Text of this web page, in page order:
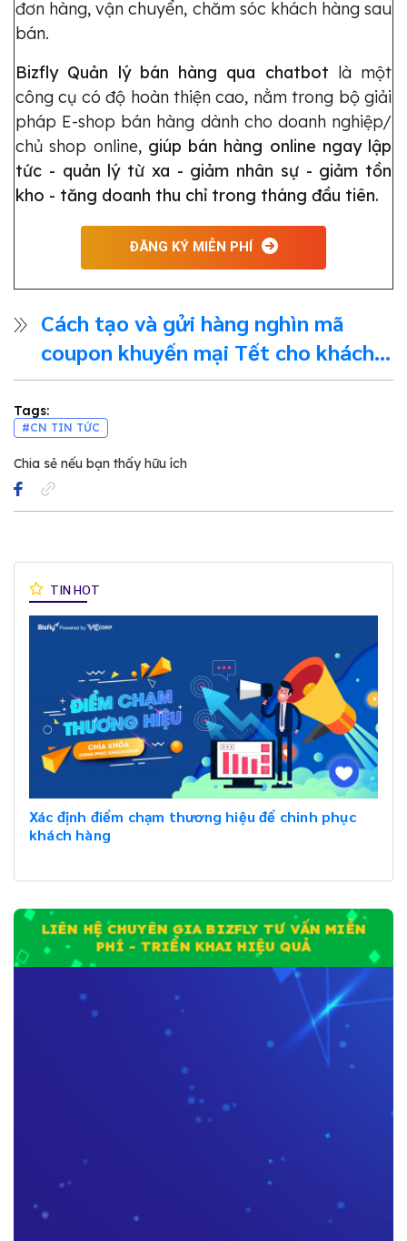
đơn hàng, vận chuyển, chăm sóc khách hàng sau
bán.
Bizfly Quản lý bán hàng qua chatbot là một
công cụ có độ hoàn thiện cao, nằm trong bộ giải
pháp E-shop bán hàng dành cho doanh nghiệp/
chủ shop online, giúp bán hàng online ngay lập
tức - quản lý từ xa - giảm nhân sự - giảm tồn
kho - tăng doanh thu chỉ trong tháng đầu tiên.
ĐĂNG KÝ MIỄN PHÍ
Cách tạo và gửi hàng nghìn mã
coupon khuyến mại Tết cho khách
hàng qua fanpage
Tags:
#CN TIN TỨC
Chia sẻ nếu bạn thấy hữu ích
TIN HOT
Xác định điểm chạm thương hiệu để chinh phục
khách hàng
LIÊN HỆ CHUYÊN GIA BIZFLY TƯ VẤN MIỄN
PHÍ - TRIỂN KHAI HIỆU QUẢ